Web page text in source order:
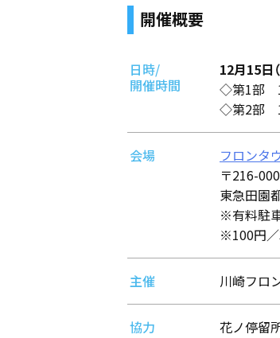
開催概要
日時/
開催時間
12月15日
◇第1部
◇第2部
会場
フロンタ
〒216-
東急田園
※有料駐
※100円
主催 川崎フロ
協力 花ノ停留